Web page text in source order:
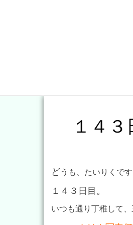
１４
どうも、たいりくです
１４３日目。
いつも通り丁稚して